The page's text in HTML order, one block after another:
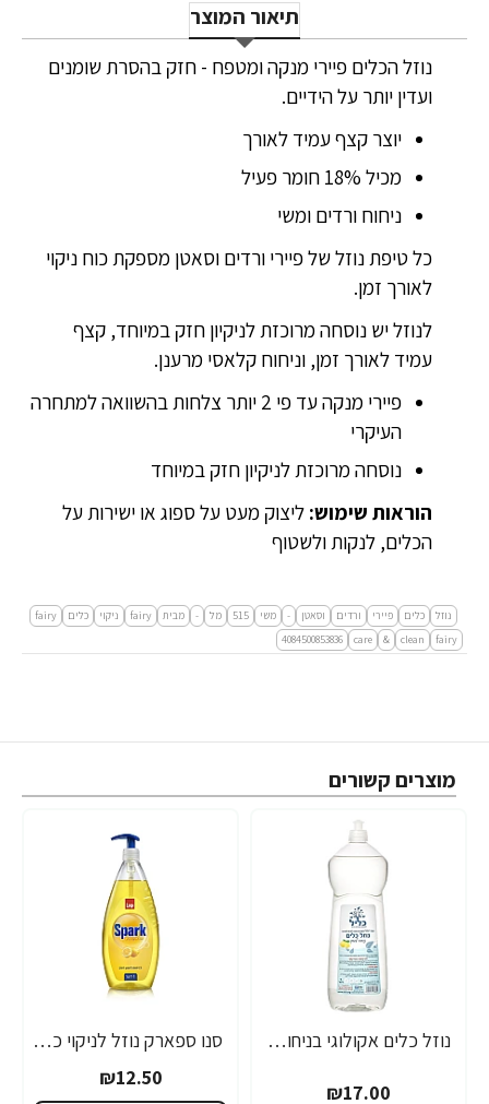
תיאור המוצר
נוזל הכלים פיירי מנקה ומטפח - חזק בהסרת שומנים
ועדין יותר על הידיים.
יוצר קצף עמיד לאורך
מכיל 18% חומר פעיל
ניחוח ורדים ומשי
כל טיפת נוזל של פיירי ורדים וסאטן מספקת כוח ניקוי
לאורך זמן.
לנוזל יש נוסחה מרוכזת לניקיון חזק במיוחד, קצף
עמיד לאורך זמן, וניחוח קלאסי מרענן.
פיירי מנקה עד פי 2 יותר צלחות בהשוואה למתחרה
העיקרי
נוסחה מרוכזת לניקיון חזק במיוחד
הוראות שימוש: ליצוק מעט על ספוג או ישירות על
הכלים, לנקות ולשטוף
נוזל כלים פיירי ורדים וסאטן - משי 515 מל - מבית fairy ניקוי כלים
fairy
fairy
clean
&
care
4084500853836
מוצרים קשורים
נוזל כלים אקולוגי בניחוח לימון - 1 ליטר - מבית כליל
₪17.00
סנו ספארק נוזל לניקוי כלים לימון + משאבה - 1 ליטר
₪12.50